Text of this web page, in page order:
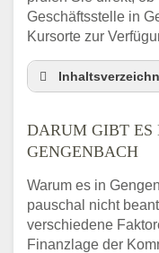
Geschäftsstelle in
Kursorte zur
3 schnelle
Checkliste:
Gengenbach
VHS steht
DARUM GIBT ES
GENGENBACH
Warum es in
pauschal nicht
verschiedene
Finanzlage der